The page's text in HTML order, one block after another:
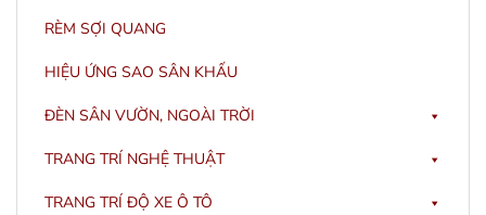
RÈM SỢI QUANG
HIỆU ỨNG SAO SÂN KHẤU
ĐÈN SÂN VƯỜN, NGOÀI TRỜI
TRANG TRÍ NGHỆ THUẬT
TRANG TRÍ ĐỘ XE Ô TÔ